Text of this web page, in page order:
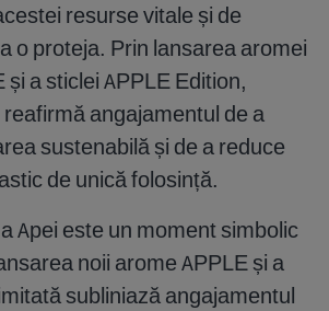
resurse vitale și de
o proteja. Prin lansarea aromei
și a sticlei APPLE Edition,
angajamentul de a
sustenabilă și de a reduce
de unică folosință.
Apei este un moment simbolic
noii arome APPLE și a
subliniază angajamentul